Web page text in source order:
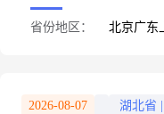
省份地区： 北京广东
2026-08-07 湖北省